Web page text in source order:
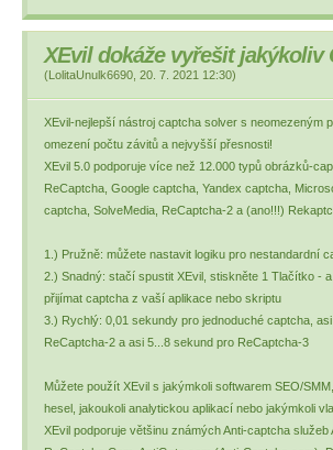
XEvil dokáže vyřešit jakýkoliv
(LolitaUnulk6690 20. 7. 2021 12:30)
XEvil-nejlepší nástroj captcha solver s neomezeným
omezení počtu závitů a nejvyšší přesnosti!
XEvil 5.0 podporuje více než 12.000 typů obrázků-
ReCaptcha, Google captcha, Yandex captcha,
captcha, SolveMedia, ReCaptcha-2 a (ano!!!)
1.) Pružně: můžete nastavit logiku pro nestandardní
2.) Snadný: stačí spustit XEvil, stiskněte 1 Tlačítko -
přijímat captcha z vaší aplikace nebo skriptu
3.) Rychlý: 0,01 sekundy pro jednoduché captcha,
ReCaptcha-2 a asi 5...8 sekund pro ReCaptcha-3
Můžete použít XEvil s jakýmkoli softwarem SEO/
hesel, jakoukoli analytickou aplikací nebo jakýmkoli
XEvil podporuje většinu známých Anti-captcha služeb